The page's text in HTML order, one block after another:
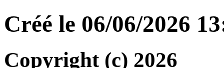
Créé le 06/06/2026
Copyright (c) 2026